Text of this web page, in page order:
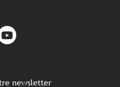
newsletter